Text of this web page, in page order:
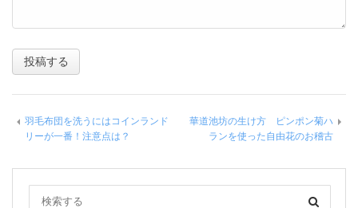
羽毛布団を洗うにはコインランド
リーが一番！注意点は？
華道池坊の生け方 ピンポン菊ハ
ランを使った自由花のお稽古